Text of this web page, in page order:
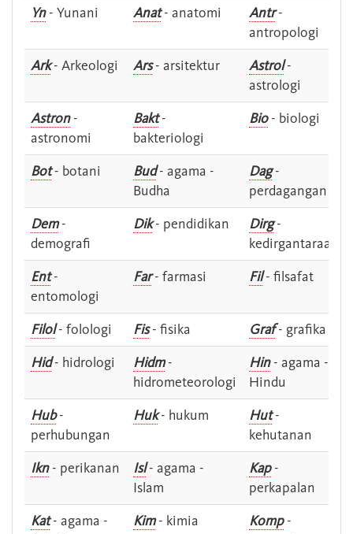
Yn- Yunani Anat- anatomi Antr-
antropologi
Ark- Arkeologi Ars- arsitektur Astrol-
astrologi
Astron-
astronomi
Bakt-
bakteriologi
Bio- biologi
Bot- botani Bud- agama -
Budha
Dag-
perdagangan
Dem-
demografi
Dik- pendidikan Dirg-
kedirgantaraan
Ent-
entomologi
Far- farmasi Fil- filsafat
Filol- folologi Fis- fisika Graf- grafika
Hid- hidrologi Hidm-
hidrometeorologi
Hin- agama -
Hindu
Hub-
perhubungan
Huk- hukum Hut-
kehutanan
Ikn- perikanan Isl- agama -
Islam
Kap-
perkapalan
Kat- agama -
Kim- kimia Komp-